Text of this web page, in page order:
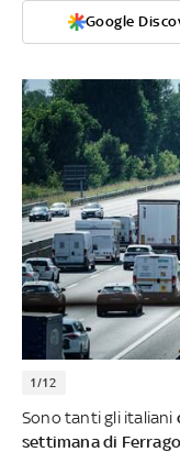
Google
1/12
Sono tanti gli italiani
settimana di